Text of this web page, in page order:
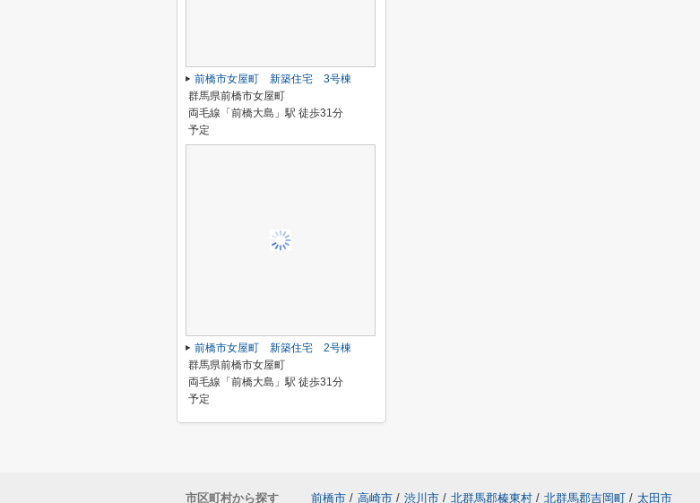
前橋市女屋町 新築住宅 3号棟
群馬県前橋市女屋町
両毛線「前橋大島」駅 徒歩31分
予定
前橋市女屋町 新築住宅 2号棟
群馬県前橋市女屋町
両毛線「前橋大島」駅 徒歩31分
予定
市区町村から探す 前橋市 / 高崎市 / 渋川市 / 北群馬郡榛東村 / 北群馬郡吉岡町 / 太田市